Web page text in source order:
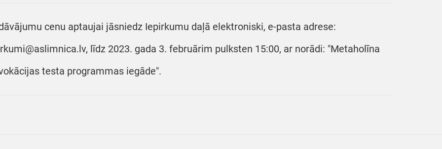
cenu aptaujai jāsniedz Iepirkumu daļā elektroniski, e-pasta adrese:
līdz 2023. gada 3. februārim pulksten 15:00, ar norādi: "Metaholīna
testa programmas iegāde".